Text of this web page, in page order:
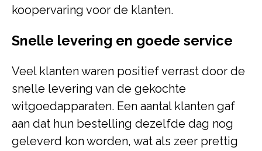
koopervaring voor de klanten.
Snelle levering en goede service
Veel klanten waren positief verrast door de
snelle levering van de gekochte
witgoedapparaten. Een aantal klanten gaf
aan dat hun bestelling dezelfde dag nog
geleverd kon worden, wat als zeer prettig